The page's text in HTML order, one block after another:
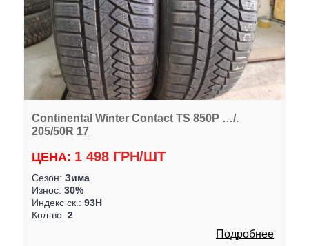
Continental Winter Contact TS 850P …/.
205/50R 17
ЦЕНА: 1 498 ГРН/ШТ
Сезон: Зима
Износ: 30%
Индекс ск.: 93H
Кол-во: 2
Подробнее